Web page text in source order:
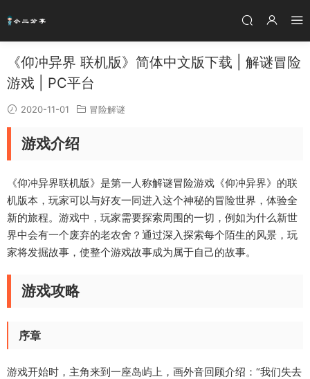
《仰冲异界 联机版》简体中文版下载 | 解谜冒险
游戏 | PC平台
2020-11-01 冒险解谜
游戏介绍
《仰冲异界联机版》是第一人称解谜冒险游戏《仰冲异界》的联
机版本，玩家可以与好友一同进入这个神秘的冒险世界，体验全
新的旅程。游戏中，玩家需要探索周围的一切，例如为什么新世
界中会有一个废弃的老农舍？通过深入探索每个陌生的风景，玩
家将发掘故事，使整个游戏故事成为属于自己的故事。
游戏攻略
序章
游戏开始时，主角来到一座岛屿上，画外音回顾介绍：“我们失去